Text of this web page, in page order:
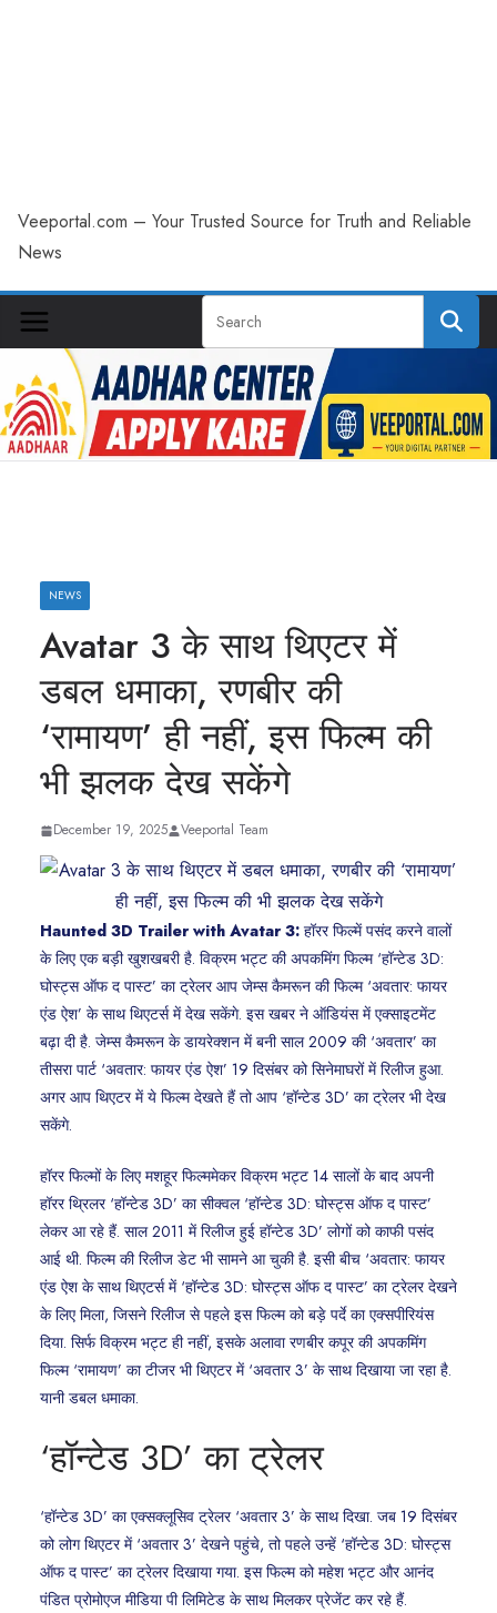
Veeportal.com – Your Trusted Source for Truth and Reliable
News
NEWS
Avatar 3 के साथ थिएटर में
डबल धमाका, रणबीर की
‘रामायण’ ही नहीं, इस फिल्म की
भी झलक देख सकेंगे
December 19, 2025 Veeportal Team
Haunted 3D Trailer with Avatar 3: हॉरर फिल्में पसंद करने वालों
के लिए एक बड़ी खुशखबरी है. विक्रम भट्ट की अपकमिंग फिल्म ‘हॉन्टेड 3D:
घोस्ट्स ऑफ द पास्ट’ का ट्रेलर आप जेम्स कैमरून की फिल्म ‘अवतार: फायर
एंड ऐश’ के साथ थिएटर्स में देख सकेंगे. इस खबर ने ऑडियंस में एक्साइटमेंट
बढ़ा दी है. जेम्स कैमरून के डायरेक्शन में बनी साल 2009 की ‘अवतार’ का
तीसरा पार्ट ‘अवतार: फायर एंड ऐश’ 19 दिसंबर को सिनेमाघरों में रिलीज हुआ.
अगर आप थिएटर में ये फिल्म देखते हैं तो आप ‘हॉन्टेड 3D’ का ट्रेलर भी देख
सकेंगे.
हॉरर फिल्मों के लिए मशहूर फिल्ममेकर विक्रम भट्ट 14 सालों के बाद अपनी
हॉरर थ्रिलर ‘हॉन्टेड 3D’ का सीक्वल ‘हॉन्टेड 3D: घोस्ट्स ऑफ द पास्ट’
लेकर आ रहे हैं. साल 2011 में रिलीज हुई हॉन्टेड 3D’ लोगों को काफी पसंद
आई थी. फिल्म की रिलीज डेट भी सामने आ चुकी है. इसी बीच ‘अवतार: फायर
एंड ऐश के साथ थिएटर्स में ‘हॉन्टेड 3D: घोस्ट्स ऑफ द पास्ट’ का ट्रेलर देखने
के लिए मिला, जिसने रिलीज से पहले इस फिल्म को बड़े पर्दे का एक्सपीरियंस
दिया. सिर्फ विक्रम भट्ट ही नहीं, इसके अलावा रणबीर कपूर की अपकमिंग
फिल्म ‘रामायण’ का टीजर भी थिएटर में ‘अवतार 3’ के साथ दिखाया जा रहा है.
यानी डबल धमाका.
‘हॉन्टेड 3D’ का ट्रेलर
‘हॉन्टेड 3D’ का एक्सक्लूसिव ट्रेलर ‘अवतार 3’ के साथ दिखा. जब 19 दिसंबर
को लोग थिएटर में ‘अवतार 3’ देखने पहुंचे, तो पहले उन्हें ‘हॉन्टेड 3D: घोस्ट्स
ऑफ द पास्ट’ का ट्रेलर दिखाया गया. इस फिल्म को महेश भट्ट और आनंद
पंडित प्रोमोएज मीडिया पी लिमिटेड के साथ मिलकर प्रेजेंट कर रहे हैं.